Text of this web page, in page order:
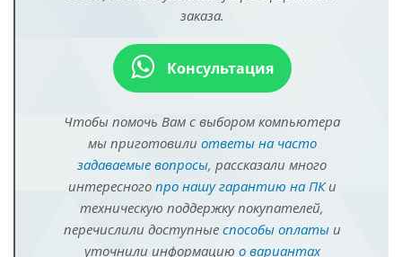
заказа.
Консультация
Чтобы помочь Вам с выбором компьютера
мы приготовили ответы на часто
задаваемые вопросы, рассказали много
интересного про нашу гарантию на ПКи
техническую поддержку покупателей,
перечислили доступные способы оплатыи
уточнили информацию о вариантах